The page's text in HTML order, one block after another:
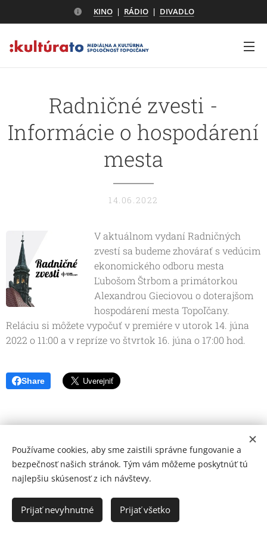
KINO| RÁDIO| DIVADLO
Radničné zvesti -
Informácie o hospodárení
mesta
14.06.2022
V aktuálnom vydaní Radničných
zvestí sa budeme zhovárať s vedúcim
ekonomického odboru mesta
Ľubošom Štrbom a primátorkou
Alexandrou Gieciovou o doterajšom
hospodárení mesta Topoľčany.
Reláciu si môžete vypočuť v premiére v utorok 14. júna
2022 o 11:00 a v repríze vo štvrtok 16. júna o 17:00 hod.
Share
© 2026 Mediálna a kultúrna spoločnosť Topoľčany, s.r.o.
Ochrana osobných údajov
www.kulturato.sk
Cookies
Používame cookies, aby sme zaistili správne fungovanie a
bezpečnosť našich stránok. Tým vám môžeme poskytnúť tú
najlepšiu skúsenosť z ich návštevy.
Prijať nevyhnutné Prijať všetko